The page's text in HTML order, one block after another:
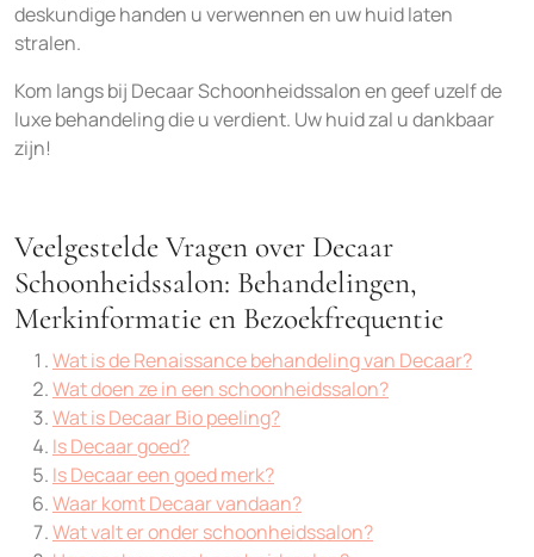
deskundige handen u verwennen en uw huid laten
stralen.
Kom langs bij Decaar Schoonheidssalon en geef uzelf de
luxe behandeling die u verdient. Uw huid zal u dankbaar
zijn!
Veelgestelde Vragen over Decaar
Schoonheidssalon: Behandelingen,
Merkinformatie en Bezoekfrequentie
Wat is de Renaissance behandeling van Decaar?
Wat doen ze in een schoonheidssalon?
Wat is Decaar Bio peeling?
Is Decaar goed?
Is Decaar een goed merk?
Waar komt Decaar vandaan?
Wat valt er onder schoonheidssalon?